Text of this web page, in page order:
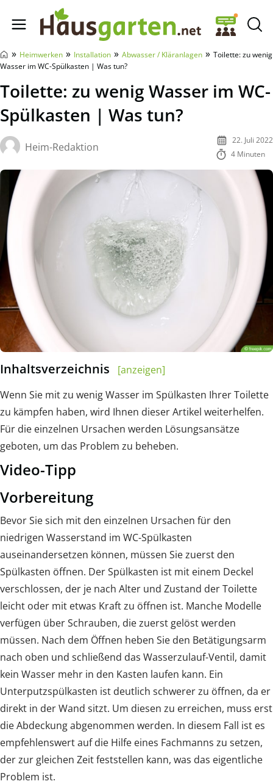
Hausgarten.net
» Heimwerken » Installation » Abwasser / Kläranlagen » Toilette: zu wenig
Wasser im WC-Spülkasten | Was tun?
Toilette: zu wenig Wasser im WC-
Spülkasten | Was tun?
Heim-Redaktion
22. Juli 2022
4 Minuten
Inhaltsverzeichnis
[anzeigen]
Wenn Sie mit zu wenig Wasser im Spülkasten Ihrer Toilette
zu kämpfen haben, wird Ihnen dieser Artikel weiterhelfen.
Für die einzelnen Ursachen werden Lösungsansätze
geboten, um das Problem zu beheben.
Video-Tipp
Vorbereitung
Bevor Sie sich mit den einzelnen Ursachen für den
niedrigen Wasserstand im WC-Spülkasten
auseinandersetzen können, müssen Sie zuerst den
Spülkasten öffnen. Der Spülkasten ist mit einem Deckel
verschlossen, der je nach Alter und Zustand der Toilette
leicht oder mit etwas Kraft zu öffnen ist. Manche Modelle
verfügen über Schrauben, die zuerst gelöst werden
müssen. Nach dem Öffnen heben Sie den Betätigungsarm
nach oben und schließend das Wasserzulauf-Ventil, damit
kein Wasser mehr in den Kasten laufen kann. Ein
Unterputzspülkasten ist deutlich schwerer zu öffnen, da er
direkt in der Wand sitzt. Um diesen zu erreichen, muss erst
die Abdeckung abgenommen werden. In diesem Fall ist es
empfehlenswert auf die Hilfe eines Fachmanns zu setzen,
der zur gleichen Zeit feststellen kann, was das eigentliche
Problem ist.